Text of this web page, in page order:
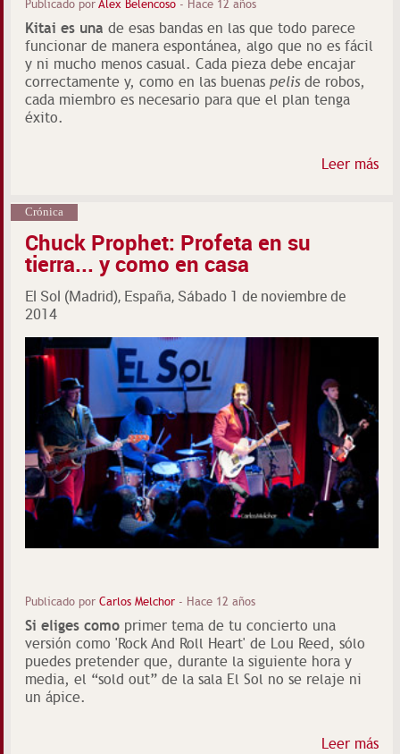
Publicado porAlex Belencoso - Hace 12 años
Kitai es una de esas bandas en las que todo parece
funcionar de manera espontánea, algo que no es fácil
y ni mucho menos casual. Cada pieza debe encajar
correctamente y, como en las buenas pelisde robos,
cada miembro es necesario para que el plan tenga
éxito.
Leer más
Crónica
Chuck Prophet: Profeta en su
tierra... y como en casa
El Sol (Madrid), España, Sábado 1 de noviembre de
2014
Publicado por Carlos Melchor - Hace 12 años
Si eliges como primer tema de tu concierto una
versión como 'Rock And Roll Heart' de Lou Reed, sólo
puedes pretender que, durante la siguiente hora y
media, el “sold out” de la sala El Sol no se relaje ni
un ápice.
Leer más